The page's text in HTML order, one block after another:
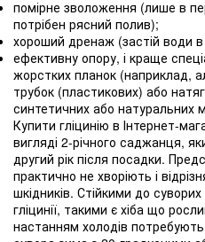
помірне зволоження (лише в
потрібен рясний полив);
хороший дренаж (застій води
ефективну опору, і краще
жорстких планок (наприклад,
трубок (пластикових) або
синтетичних або натуральних
Купити гліцинію в Інтернет-
вигляді 2-річного саджанця,
другий рік після посадки.
практично не хворіють і
шкідників. Стійкими до
гліцинії, такими є хіба що
настанням холодів